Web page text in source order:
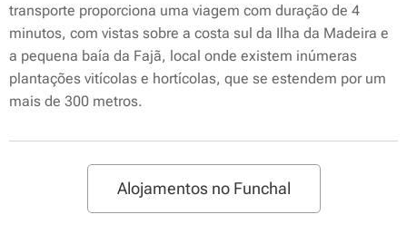
transporte proporciona uma viagem com duração de 4
minutos, com vistas sobre a costa sul da Ilha da Madeira e
a pequena baía da Fajã, local onde existem inúmeras
plantações vitícolas e hortícolas, que se estendem por um
mais de 300 metros.
Alojamentos no Funchal